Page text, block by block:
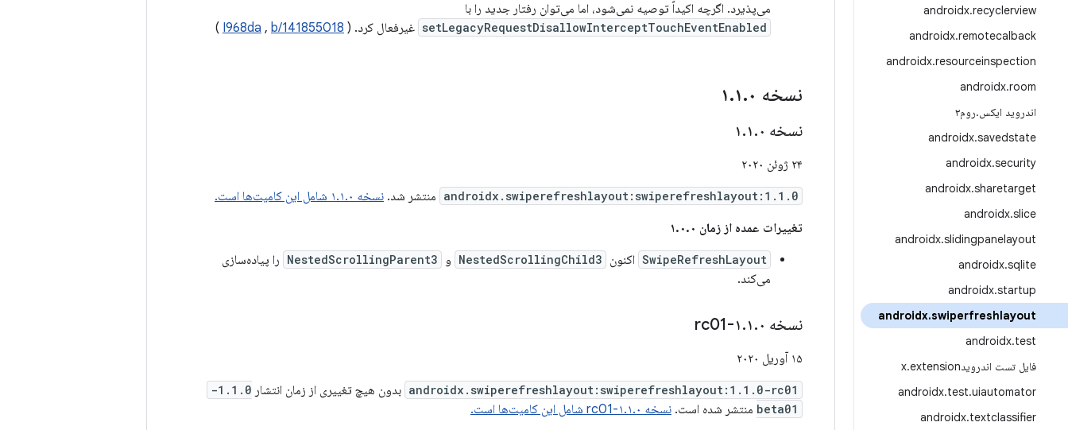
androidx.recyclerview
androidx.remotecalback
androidx.resourceinspection
androidx.room
اندروید ایکس.روم۳
androidx.savedstate
androidx.security
androidx.sharetarget
androidx.slice
androidx.slidingpanelayout
androidx.sqlite
androidx.startup
androidx.swiperfreshlayout
androidx.test
فایل تست اندرویدx
.extension
androidx.test.uiautomator
androidx.textclassifier
می‌پذیرد. اگرچه اکیداً توصیه نمی‌شود، اما می‌توان رفتار جدید را با
setLegacyRequestDisallowInterceptTouchEventEnabled غیرفعال کرد. ( I968da , b/141855018
)
نسخه ۱ .۱.۰
نسخه ۱ .۱.۰
۲۴ ژوئن ۲۰۲۰
androidx.swiperefreshlayout:swiperefreshlayout:1.1.0 منتشر شد. نسخه ۱.۱.۰ شامل این کامیت‌ها است.
تغییرات عمده از زمان ۱.۰.۰
SwipeRefreshLayout اکنون NestedScrollingChild3 و NestedScrollingParent3 را پیاده‌سازی
می‌کند.
نسخه ۱ .۱.۰-rc01
۱۵ آوریل ۲۰۲۰
androidx.swiperefreshlayout:swiperefreshlayout:1.1.0-rc01 بدون هیچ تغییری از زمان انتشار
1.1.0-
beta01 منتشر شده است. نسخه ۱.۱.۰-rc01 شامل این کامیت‌ها است.